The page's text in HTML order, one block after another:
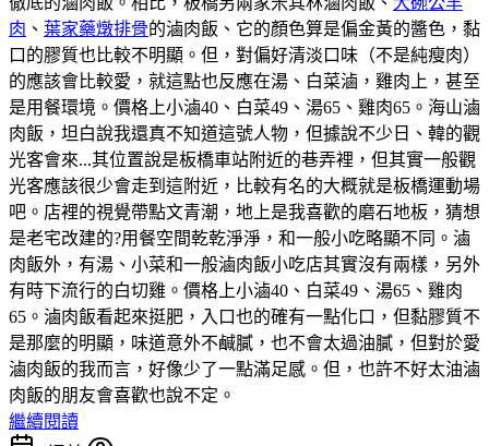
肉 、 葉家藥燉排骨的滷肉飯、它的顏色算是偏金黃的醬色，黏
口的膠質也比較不明顯。但，對偏好清淡口味（不是純瘦肉）
的應該會比較愛，就這點也反應在湯、白菜滷，雞肉上，甚至
是用餐環境。價格上小滷40、白菜49、湯65、雞肉65。海山滷
肉飯，坦白說我還真不知道這號人物，但據說不少日、韓的觀
光客會來...其位置說是板橋車站附近的巷弄裡，但其實一般觀
光客應該很少會走到這附近，比較有名的大概就是板橋運動場
吧。店裡的視覺帶點文青潮，地上是我喜歡的磨石地板，猜想
是老宅改建的?用餐空間乾乾淨淨，和一般小吃略顯不同。滷
肉飯外，有湯、小菜和一般滷肉飯小吃店其實沒有兩樣，另外
有時下流行的白切雞。價格上小滷40、白菜49、湯65、雞肉
65。滷肉飯看起來挺肥，入口也的確有一點化口，但黏膠質不
是那麼的明顯，味道意外不鹹膩，也不會太過油膩，但對於愛
滷肉飯的我而言，好像少了一點滿足感。但，也許不好太油滷
肉飯的朋友會喜歡也說不定。
繼續閱讀